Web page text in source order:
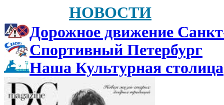
НОВОСТИ
Дорожное движение
Спортивный Петербург
Наша Культурная столица